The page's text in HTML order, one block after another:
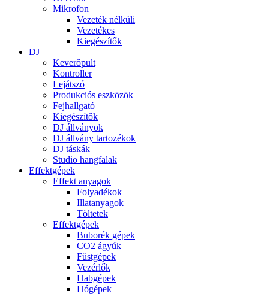
Mikrofon
Vezeték nélküli
Vezetékes
Kiegészítők
DJ
Keverőpult
Kontroller
Lejátszó
Produkciós eszközök
Fejhallgató
Kiegészítők
DJ állványok
DJ állvány tartozékok
DJ táskák
Studio hangfalak
Effektgépek
Effekt anyagok
Folyadékok
Illatanyagok
Töltetek
Effektgépek
Buborék gépek
CO2 ágyúk
Füstgépek
Vezérlők
Habgépek
Hógépek